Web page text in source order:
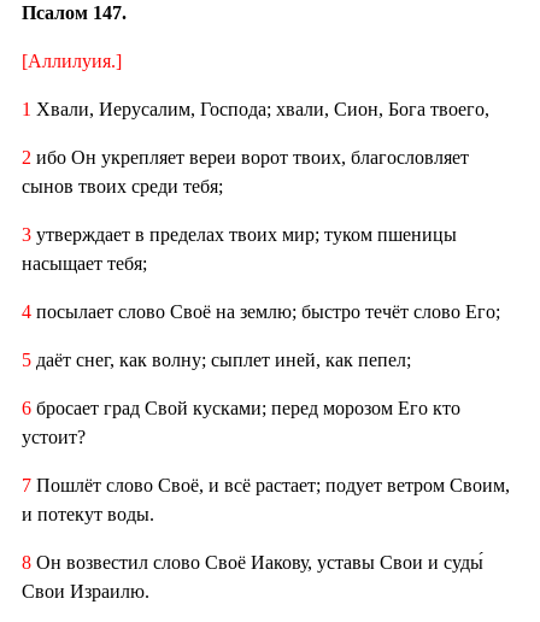
Псалом 147.
[Аллилуия.]
1 Хвали, Иерусалим, Господа; хвали, Сион, Бога твоего,
2 ибо Он укрепляет вереи ворот твоих, благословляет
сынов твоих среди тебя;
3 утверждает в пределах твоих мир; туком пшеницы
насыщает тебя;
4 посылает слово Своё на землю; быстро течёт слово Его;
5 даёт снег, как волну; сыплет иней, как пепел;
6 бросает град Свой кусками; перед морозом Его кто
устоит?
7 Пошлёт слово Своё, и всё растает; подует ветром Своим,
и потекут воды.
8 Он возвестил слово Своё Иакову, уставы Свои и суды́
Свои Израилю.